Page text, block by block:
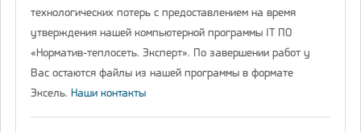
технологических потерь с предоставлением на время
утверждения нашей компьютерной программы IT ПО
«Норматив-теплосеть. Эксперт». По завершении работ у
Вас остаются файлы из нашей программы в формате
Эксель. Наши контакты